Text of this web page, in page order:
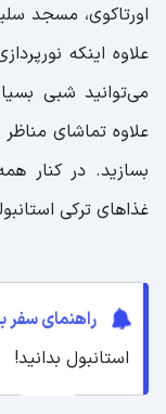
اورتاکوی، مسجد
علاوه اینکه
می‌توانید شبی
علاوه تماشای
بسازید. در کنار
غذاهای ترکی
راهنمای سفر
استانبول بدانید!